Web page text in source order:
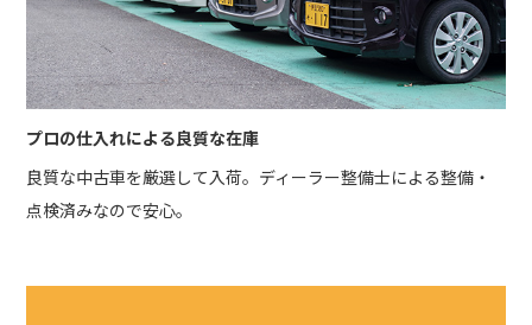
プロの仕入れによる良質な在庫
良質な中古車を厳選して入荷。ディーラー整備士による整備・
点検済みなので安心。